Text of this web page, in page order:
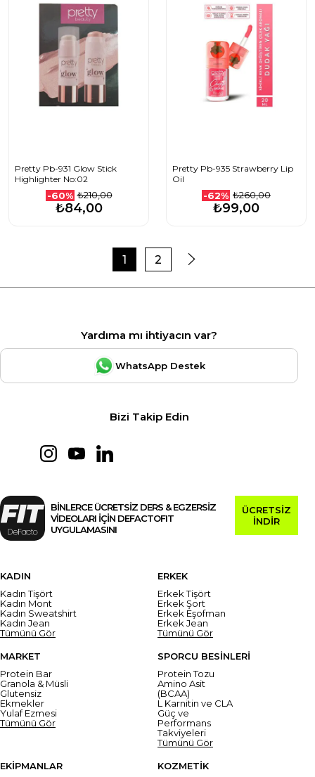
Pretty Pb-931 Glow Stick
Highlighter No:02
-60% ₺210,00
₺84,00
Pretty Pb-935 Strawberry Lip
Oil
-62% ₺260,00
₺99,00
1 2
Yardıma mı ihtiyacın var?
WhatsApp Destek
Bizi Takip Edin
BİNLERCE ÜCRETSİZ DERS & EGZERSİZ
VİDEOLARI İÇİN DEFACTOFIT
UYGULAMASINI
ÜCRETSİZ
İNDİR
KADIN
Kadın Tişört
Kadın Mont
Kadın Sweatshirt
Kadın Jean
Tümünü Gör
ERKEK
Erkek Tişört
Erkek Şort
Erkek Eşofman
Erkek Jean
Tümünü Gör
MARKET
Protein Bar
Granola & Müsli
Glutensiz
Ekmekler
Yulaf Ezmesi
Tümünü Gör
SPORCU BESİNLERİ
Protein Tozu
Amino Asit
(BCAA)
L Karnitin ve CLA
Güç ve
Performans
Takviyeleri
Tümünü Gör
EKİPMANLAR
KOZMETİK